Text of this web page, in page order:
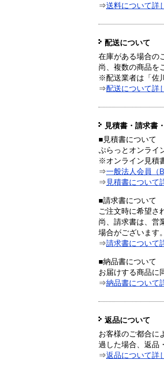
⇒送料について詳
配送について
在庫がある場合の
尚、複数の商品を
※配送業者は「佐
⇒配送について詳
見積書・請求書
■見積書について
ぷらっとオンライ
※オンライン見積
⇒一般法人会員（
⇒ 見積書について
■請求書について
ご注文時に希望さ
尚、請求書は、営
場合がございます。
⇒請求書について
■納品書について
お届けする商品に
⇒納品書について
返品について
お客様のご都合に
過した場合、返品
⇒返品について詳